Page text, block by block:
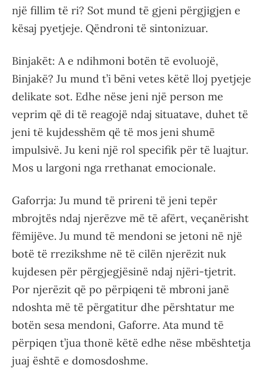
një fillim të ri? Sot mund të gjeni përgjigjen e
kësaj pyetjeje. Qëndroni të sintonizuar.
Binjakët: A e ndihmoni botën të evoluojë,
Binjakë? Ju mund t’i bëni vetes këtë lloj pyetjeje
delikate sot. Edhe nëse jeni një person me
veprim që di të reagojë ndaj situatave, duhet të
jeni të kujdesshëm që të mos jeni shumë
impulsivë. Ju keni një rol specifik për të luajtur.
Mos u largoni nga rrethanat emocionale.
Gaforrja: Ju mund të prireni të jeni tepër
mbrojtës ndaj njerëzve më të afërt, veçanërisht
fëmijëve. Ju mund të mendoni se jetoni në një
botë të rrezikshme në të cilën njerëzit nuk
kujdesen për përgjegjësinë ndaj njëri-tjetrit.
Por njerëzit që po përpiqeni të mbroni janë
ndoshta më të përgatitur dhe përshtatur me
botën sesa mendoni, Gaforre. Ata mund të
përpiqen t’jua thonë këtë edhe nëse mbështetja
juaj është e domosdoshme.